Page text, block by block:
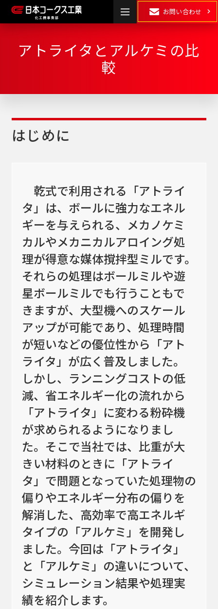
HOME
湿式粉砕・
分散
乾燥･造粒
表面処理・
複合化
冷却
ラボ機、
周辺機器
粉粒体プラント
処理実績
技術情報
受託加工
メンテナンス
実機テストのご案内
新着情報
カタログダウンロード
アクセス
お問い合わせ
サイトマップ
プライバシーポリシー
会社概要
お問い合わせ
アトライタとアルケミの比
較
はじめに
乾式で利用される「アトライ
タ」は、ボールに強力なエネル
ギーを与えられる、メカノケミ
カルやメカニカルアロイング処
理が得意な媒体撹拌型ミルです。
それらの処理はボールミルや遊
星ボールミルでも行うこともで
きますが、大型機へのスケール
アップが可能であり、処理時間
が短いなどの優位性から「アト
ライタ」が広く普及しました。
しかし、ランニングコストの低
減、省エネルギー化の流れから
「アトライタ」に変わる粉砕機
が求められるようになりまし
た。そこで当社では、比重が大
きい材料のときに「アトライ
タ」で問題となっていた処理物の
偏りやエネルギー分布の偏りを
解消した、高効率で高エネルギ
タイプの「アルケミ」を開発し
ました。今回は「アトライタ」
と「アルケミ」の違いについて、
シミュレーション結果や処理実
績を紹介します。